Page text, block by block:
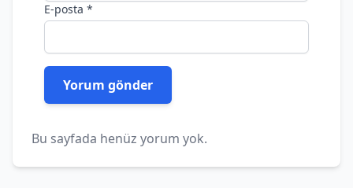
E-posta *
Bu sayfada henüz yorum yok.